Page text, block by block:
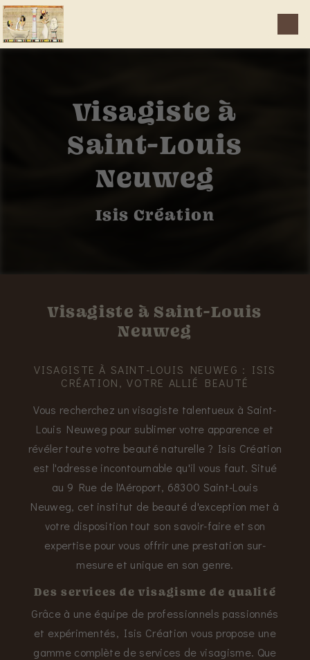
Visagiste à
Saint-Louis
Neuweg
Isis Création
Visagiste à Saint-Louis
Neuweg
VISAGISTE À SAINT-LOUIS NEUWEG : ISIS
CRÉATION, VOTRE ALLIÉ BEAUTÉ
Vous recherchez un visagiste talentueux à Saint-
Louis Neuweg pour sublimer votre apparence et
révéler toute votre beauté naturelle ? Isis Création
est l'adresse incontournable qu'il vous faut. Situé
au 9 Rue de l'Aéroport, 68300 Saint-Louis
Neuweg, cet institut de beauté d'exception met à
votre disposition tout son savoir-faire et son
expertise pour vous offrir une prestation sur-
mesure et unique en son genre.
Des services de visagisme de qualité
Grâce à une équipe de professionnels passionnés
et expérimentés, Isis Création vous propose une
gamme complète de services de visagisme. Que
Panneau de gestion des cookies